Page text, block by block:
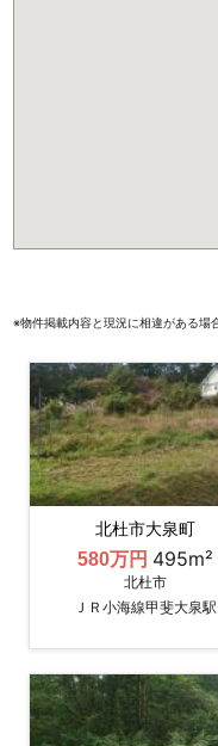
※物件掲載内容と現況に相違がある場
北杜市大泉町
580万円 495m²
北杜市
ＪＲ小海線甲斐大泉駅